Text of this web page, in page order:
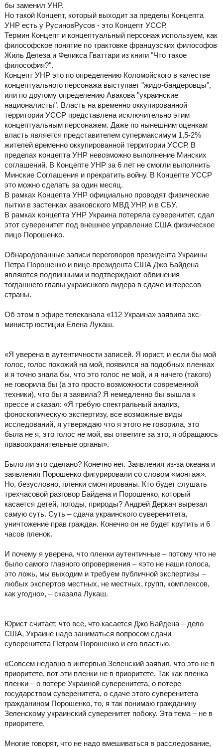
бы заменил УНР.
Но такой Концепт, который выходит за пределы Концепта
УНР есть у РусиновРусов - это Концепт УССР.
Термин Концепт и концептуальный персонаж используем, как
философское понятие по трактовке французских философов
Жиль Делеза и Феликса Гваттари из книги "Что такое
философия?".
Концепт УНР это по определению Коломойского в качестве
концептуального персонажа выступает "жидо-бандеровцы",
или по другому определению Авакова "украинские
националисты". Власть на временно оккупированной
территории УССР представлена исключительно этим
концептуальным персонажем. Даже по нынешним оценкам
власть является представителем супермаксимум 1,5-2%
жителей временно оккупированной территории УССР. В
пределах концепта УНР невозможно выполнение Минских
соглашений. В Концепте УНР за 6 лет не смогли выполнить
Минские Соглашения и прекратить войну. В Концепте УССР
это можно сделать за один месяц.
В рамках Концепта УНР официально проводят физические
пытки в застенках аваковского МВД УНР, и в СБУ.
В рамках концепта УНР Украина потеряла суверенитет, сдал
этот суверенитет под внешнее управление США физическое
лицо Порошенко.
Обнародованные записи переговоров президента Украины
Петра Порошенко и вице-президента США Джо Байдена
являются подлинными и подтверждают обвинения
тогдашнего главы украиснкого лидера в сдаче интересов
страны.
Об этом в эфире телеканала «112 Украина» заявила экс-
министр юстиции Елена Лукаш.
«Я уверена в аутентичности записей. Я юрист, и если бы мой
голос, голос похожий на мой, появился на подобных пленках
и я точно знала бы, что это голос не мой, и я ничего (такого)
не говорила бы (а это просто возможности современной
техники), что бы я заявила? Я немедленно бы вышла к
прессе и сказал: «Я требую спектральный анализ,
фоноскопическую экспертизу, все возможные виды
исследований, я утверждаю что я этого не говорила, это
была не я, это голос не мой, вы ответите за это, я обращаюсь
правоохранительные органы».
Было ли это сделано? Конечно нет. Заявления из-за океана и
заявления Порошенко фигурировали со словом «монтаж».
Но, безусловно, пленки смонтированы. Кто будет слушать
трехчасовой разговор Байдена и Порошенко, который
касается детей, погоды, природы? Андрей Деркач вырезал
самую суть. Суть – сдача украинского суверенитета,
уничтожение прав граждан. Конечно он не будет крутить и 6
часов пленок.
И почему я уверена, что пленки аутентичные – потому что не
было самого главного опровержения – «это не наши голоса,
это ложь, мы выходим и требуем публичной экспертизы –
любых экспертов местных, не местных, групп, комплексов,
как угодно», – сказала Лукаш.
Юрист считает, что все, что касается Джо Байдена – дело
США, Украине надо заниматься вопросом сдачи
суверенитета Петром Порошенко и его властью.
«Совсем недавно в интервью Зеленский заявил, что это не в
приоритете, вот эти пленки не в приоритете. Так как пленка
пленки – о потере Украиной суверенитета, о потере
государством суверенитета, о сдаче этого суверенитета
гражданином Порошенко, то, я так понимаю гражданину
Зеленскому украинский суверенитет побоку. Эта тема – не в
приоритете.
Многие говорят, что не надо вмешиваться в расследование,